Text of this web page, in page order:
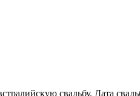
свадьбу. Дата